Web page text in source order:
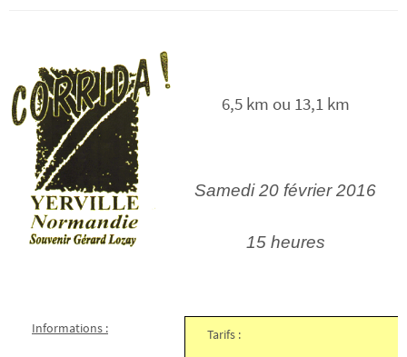
6,5 km ou 13,1 km
Samedi 20 février 2016
15 heures
Informations : Tarifs :